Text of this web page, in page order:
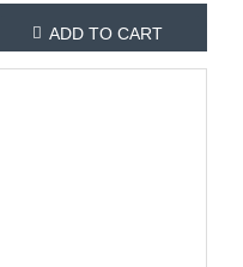
ADD TO CART